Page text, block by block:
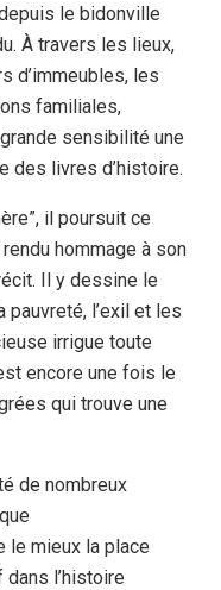
le bidonville
À travers les lieux,
d’immeubles, les
familiales,
sensibilité une
des livres d’histoire.
il poursuit ce
hommage à son
Il y dessine le
pauvreté, l’exil et les
irrigue toute
encore une fois le
qui trouve une
de nombreux
le mieux la place
dans l’histoire